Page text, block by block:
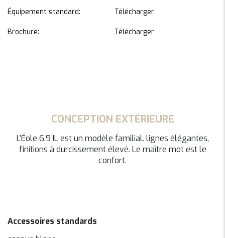
Équipement standard: Télécharger
Brochure: Télécharger
CONCEPTION EXTÉRIEURE
L'Éole 6.9 IL est un modèle familial. lignes élégantes,
finitions à durcissement élevé. Le maître mot est le
confort.
Accessoires standards